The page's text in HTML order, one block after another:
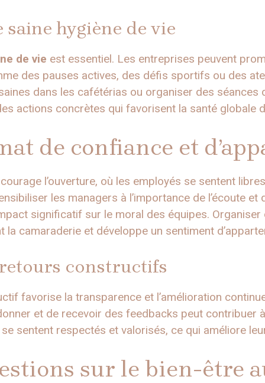
hygiène de vie
de vie est essentiel. Les entreprises peuvent
des pauses actives, des défis sportifs ou des
dans les cafétérias ou organiser des séances
actions concrètes qui favorisent la santé globale
de confiance et
l’ouverture, où les employés se sentent
les managers à l’importance de l’écoute et
significatif sur le moral des équipes.
camaraderie et développe un sentiment
constructifs
favorise la transparence et l’amélioration
et de recevoir des feedbacks peut contribuer
se sentent respectés et valorisés, ce qui améliore
sur le bien-être